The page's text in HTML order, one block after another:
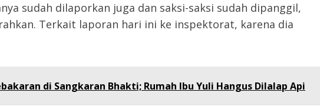
sudah dilaporkan juga dan saksi-saksi sudah dipanggil,
Terkait laporan hari ini ke inspektorat, karena dia
di Sangkaran Bhakti; Rumah Ibu Yuli Hangus Dilalap Api